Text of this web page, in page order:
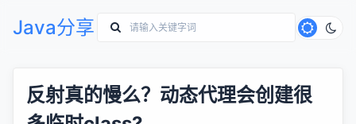
Java分享
反射真的慢么？动态代理会创建很